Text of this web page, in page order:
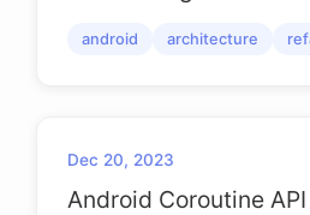
android architecture
Dec 20, 2023
Android Coroutine